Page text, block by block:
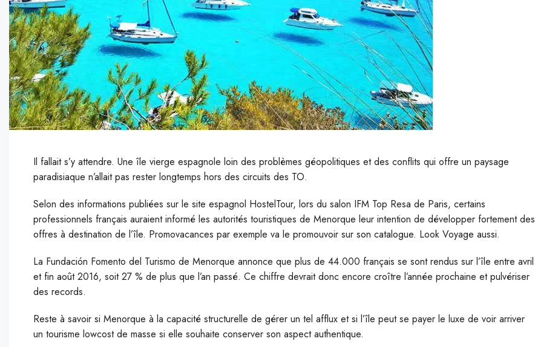
Il fallait s’y attendre. Une île vierge espagnole loin des problèmes géopolitiques et des conflits qui offre un paysage
paradisiaque n’allait pas rester longtemps hors des circuits des TO.
Selon des informations publiées sur le site espagnol HostelTour, lors du salon IFM Top Resa de Paris, certains
professionnels français auraient informé les autorités touristiques de Menorque leur intention de développer fortement des
offres à destination de l’île. Promovacances par exemple va le promouvoir sur son catalogue. Look Voyage aussi.
La Fundación Fomento del Turismo de Menorque annonce que plus de 44.000 français se sont rendus sur l’île entre avril
et fin août 2016, soit 27 % de plus que l’an passé. Ce chiffre devrait donc encore croître l’année prochaine et pulvériser
des records.
Reste à savoir si Menorque à la capacité structurelle de gérer un tel afflux et si l’île peut se payer le luxe de voir arriver
un tourisme lowcost de masse si elle souhaite conserver son aspect authentique.